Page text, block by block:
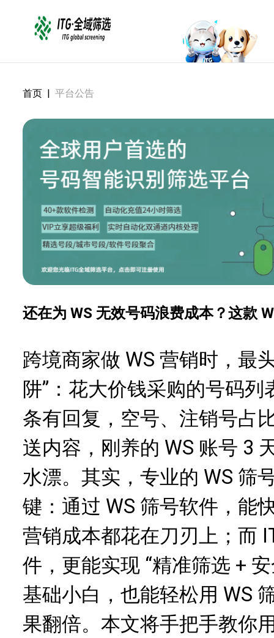
首页 | 平台公告
还在为 WS 无效号码浪费成本？这款
跨境商家做 WS 营销时，最
阱”：花大价钱采购的号码
条有回复，空号、注销号占
送内容，刚养的 WS 账号 3
水漂。其实，专业的 WS 筛
键：通过 WS 筛号软件，能
营销成本都花在刀刃上；而
件，更能实现 “精准筛选 +
基础小白，也能轻松用 WS
果翻倍。本文将手把手教你